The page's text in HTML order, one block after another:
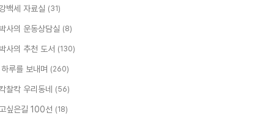
백세 자료실 (31)
사의 운동상담실 (8)
사의 추천 도서 (130)
루를 보내며 (260)
찰칵 우리동네 (56)
싶은길 100선 (18)